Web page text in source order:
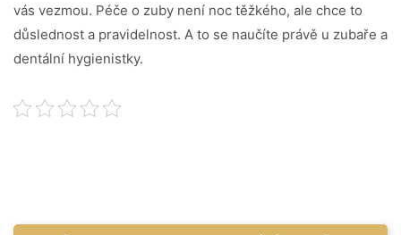
vás vezmou. Péče o zuby není noc těžkého, ale chce to
důslednost a pravidelnost. A to se naučíte právě u zubaře a
dentální hygienistky.